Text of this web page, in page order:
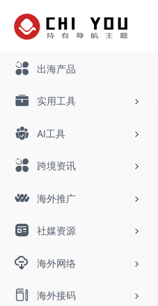
出海产品
实用工具
AI工具
跨境资讯
海外推广
社媒资源
海外网络
海外接码